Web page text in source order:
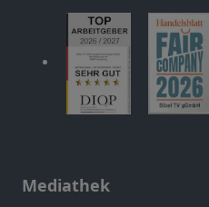
Mediathek